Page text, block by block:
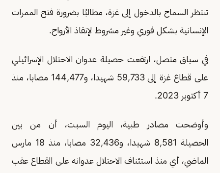
تنتظر السماح بالدخول إلى غزة، مطالبًا بضرورة فتح الممرات
الإنسانية بشكل فوري وغير مشروط لإنقاذ الأرواح.
في سياق متصل، ارتفعت حصيلة عدوان الاحتلال الإسرائيلي
على قطاع غزة إلى 59,733 شهيدا، و144,477 مصابا، منذ
7 أكتوبر 2023.
وأوضحت مصادر طبية، اليوم السبت، أن من بين
الحصيلة 8,581 شهيدا، و32,436 مصابا، منذ 18 مارس
الماضي، أي منذ استئناف الاحتلال عدوانه على القطاع عقب